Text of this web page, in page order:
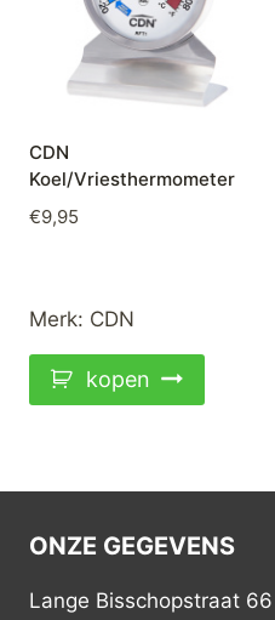
CDN
Koel/Vriesthermometer
€9,95
Merk: CDN
kopen
ONZE GEGEVENS
Lange Bisschopstraat 66